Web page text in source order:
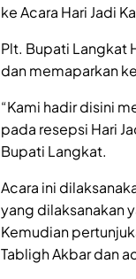
ke Acara Hari Jadi
Plt. Bupati Langkat
dan memaparkan
“Kami hadir disini
pada resepsi Hari
Bupati Langkat.
Acara ini
yang dilaksanakan
Kemudian
Tabligh Akbar dan